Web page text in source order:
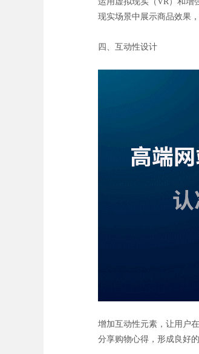
现实场景中展示商品效果
四、互动性设计
增加互动性元素，让用户
分享购物心得，形成良好的